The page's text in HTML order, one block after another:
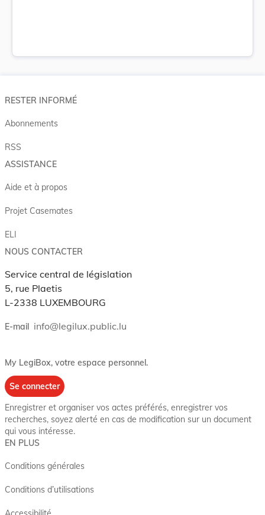
RESTER INFORMÉ
Abonnements
RSS
ASSISTANCE
Aide et à propos
Projet Casemates
ELI
NOUS CONTACTER
Service central de législation
5, rue Plaetis
L-2338 LUXEMBOURG
E-mail info@legilux.public.lu
My LegiBox, votre espace personnel.
Se connecter
Enregistrer et organiser vos actes préférés, enregistrer vos
recherches, soyez alerté en cas de modification sur un document
qui vous intéresse.
EN PLUS
Conditions générales
Conditions d’utilisations